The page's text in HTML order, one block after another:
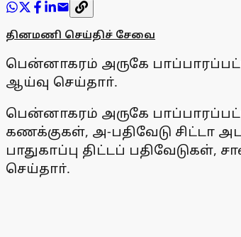
தினமணி செய்திச் சேவை
பென்னாகரம் அருகே
ஆய்வு செய்தாா்.
பென்னாகரம் அருகே
கணக்குகள், அ-பதிவேடு
பாதுகாப்பு திட்டப்
செய்தாா்.